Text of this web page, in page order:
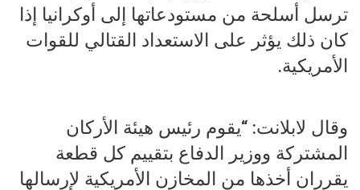
ترسل أسلحة من مستودعاتها إلى أوكرانيا إذا
كان ذلك يؤثر على الاستعداد القتالي للقوات
الأمريكية.
وقال لابلانت: “يقوم رئيس هيئة الأركان
المشتركة ووزير الدفاع بتقييم كل قطعة
يقرران أخذها من المخازن الأمريكية لإرسالها